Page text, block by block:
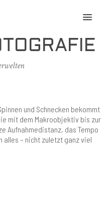
MENU
und Schnecken bekommt
mit dem Makroobjektiv bis zur
Aufnahmedistanz, das Tempo
alles – nicht zuletzt ganz viel